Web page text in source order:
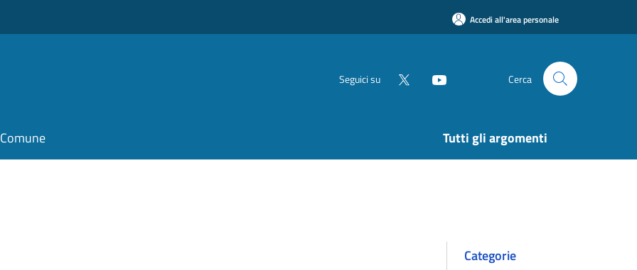
Accedi all'area personale
Seguici su Cerca
Tutti gli argomenti
Categorie